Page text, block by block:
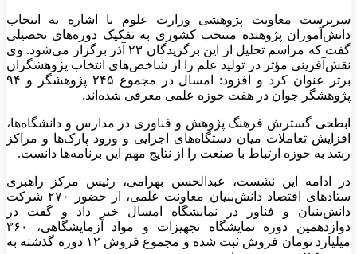
سرپرست معاونت پژوهشی وزارت علوم با اشاره به انتخاب
دانش‌آموزان پژوهنده منتخب کشوری به تفکیک دوره‌های تحصیلی
گفت که مراسم تجلیل از این برگزیدگان ۲۳ آذر برگزار می‌شود. وی
نقش‌آفرینی مؤثر در تولید علم را از شاخص‌های انتخاب پژوهشگران
برتر عنوان کرد و افزود: امسال در مجموع ۲۴۵ پژوهشگر و ۹۴
پژوهشگر جوان در هفت حوزه علمی معرفی شده‌اند.
ابطحی گسترش فرهنگ پژوهش و فناوری در مدارس و دانشگاه‌ها،
افزایش تعاملات میان دستگاه‌های اجرایی و ورود پارک‌ها و مراکز
رشد به حوزه ارتباط با صنعت را از نتایج مهم این برنامه‌ها دانست.
در ادامه این نشست، عبدالحسن بهرامی، رئیس مرکز راهبری
ستادهای اقتصاد دانش‌بنیان معاونت علمی، از حضور ۲۷۰ شرکت
دانش‌بنیان و فناور در نمایشگاه امسال خبر داد و گفت در
دوازدهمین دوره نمایشگاه تجهیزات و مواد آزمایشگاهی، ۳۶۰
میلیارد تومان فروش ثبت شده و مجموع فروش ۱۲ دوره گذشته به